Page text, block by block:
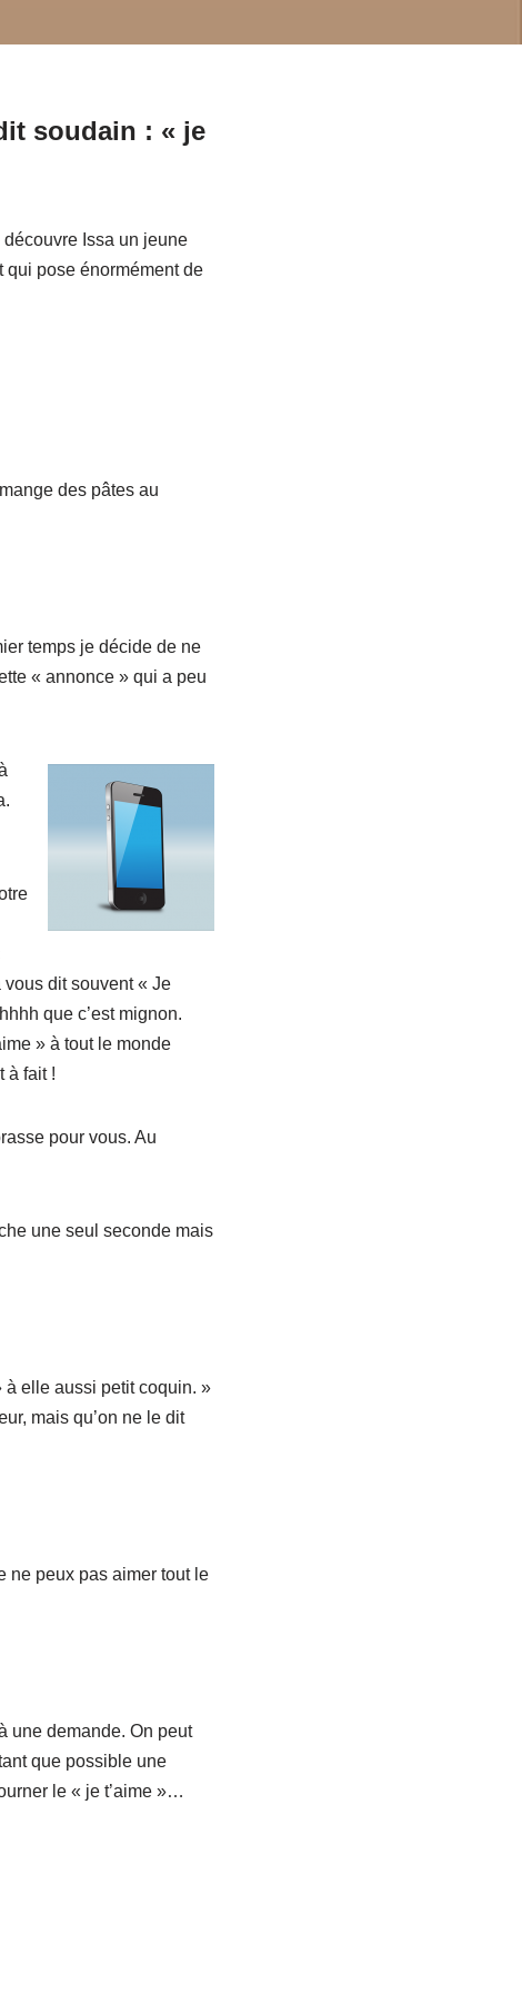
soudain : « je
Issa un jeune
qui pose énormément de
des pâtes au
temps je décide de ne
« annonce » qui a peu
dit souvent « Je
que c’est mignon.
» à tout le monde
à fait !
pour vous. Au
une seul seconde mais
à elle aussi petit coquin. »
mais qu’on ne le dit
ne peux pas aimer tout le
une demande. On peut
que possible une
le « je t’aime »…